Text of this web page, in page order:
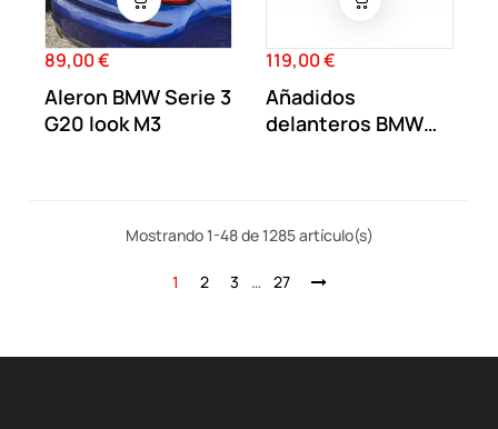
Precio
89,00 €
Aleron BMW Serie 3
G20 look M3
Precio
119,00 €
Añadidos
delanteros BMW
Mostrando 1-48 de 1285 artículo(s)
1 2 3 … 27